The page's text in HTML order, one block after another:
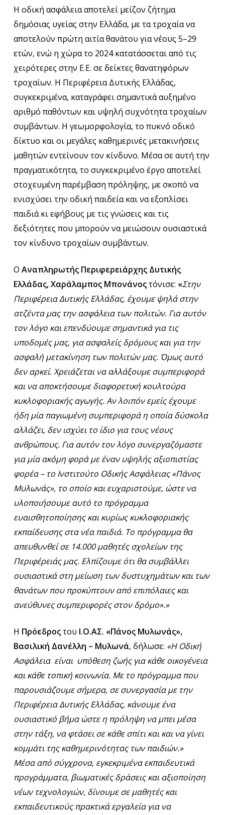
Η οδική ασφάλεια αποτελεί μείζον ζήτημα
δημόσιας υγείας στην Ελλάδα, με τα τροχαία να
αποτελούν πρώτη αιτία θανάτου για νέους 5–29
ετών, ενώ η χώρα το 2024 κατατάσσεται από τις
χειρότερες στην Ε.Ε. σε δείκτες θανατηφόρων
τροχαίων. Η Περιφέρεια Δυτικής Ελλάδας,
συγκεκριμένα, καταγράφει σημαντικά αυξημένο
αριθμό παθόντων και υψηλή συχνότητα τροχαίων
συμβάντων. Η γεωμορφολογία, το πυκνό οδικό
δίκτυο και οι μεγάλες καθημερινές μετακινήσεις
μαθητών εντείνουν τον κίνδυνο. Μέσα σε αυτή την
πραγματικότητα, το συγκεκριμένο έργο αποτελεί
στοχευμένη παρέμβαση πρόληψης, με σκοπό να
ενισχύσει την οδική παιδεία και να εξοπλίσει
παιδιά κι εφήβους με τις γνώσεις και τις
δεξιότητες που μπορούν να μειώσουν ουσιαστικά
τον κίνδυνο τροχαίων συμβάντων.
Ο Αναπληρωτής Περιφερειάρχης Δυτικής
Ελλάδας,Χαράλαμπος Μπονάνοςτόνισε: «Στην
Περιφέρεια Δυτικής Ελλάδας, έχουμε ψηλά στην
ατζέντα μας την ασφάλεια των πολιτών. Για αυτόν
τον λόγο και επενδύουμε σημαντικά για τις
υποδομές μας, για ασφαλείς δρόμους και για την
ασφαλή μετακίνηση των πολιτών μας. Όμως αυτό
δεν αρκεί. Χρειάζεται να αλλάξουμε συμπεριφορά
και να αποκτήσουμε διαφορετική κουλτούρα
κυκλοφοριακής αγωγής. Αν λοιπόν εμείς έχουμε
ήδη μία παγιωμένη συμπεριφορά η οποία δύσκολα
αλλάζει, δεν ισχύει το ίδιο για τους νέους
ανθρώπους. Για αυτόν τον λόγο συνεργαζόμαστε
για μία ακόμη φορά με έναν υψηλής αξιοπιστίας
φορέα – το Ινστιτούτο Οδικής Ασφάλειας «Πάνος
Μυλωνάς», το οποίο και ευχαριστούμε, ώστε να
υλοποιήσουμε αυτό το πρόγραμμα
ευαισθητοποίησης και κυρίως κυκλοφοριακής
εκπαίδευσης στα νέα παιδιά. Το πρόγραμμα θα
απευθυνθεί σε 14.000 μαθητές σχολείων της
Περιφέρειάς μας. Ελπίζουμε ότι θα συμβάλλει
ουσιαστικά στη μείωση των δυστυχημάτων και των
θανάτων που προκύπτουν από επιπόλαιες και
ανεύθυνες συμπεριφορές στον δρόμο».»
Η Πρόεδροςτου Ι.Ο.ΑΣ. «Πάνος Μυλωνάς»,
Βασιλική Δανέλλη – Μυλωνά, δήλωσε: «Η Οδική
Ασφάλεια είναι υπόθεση ζωής για κάθε οικογένεια
και κάθε τοπική κοινωνία. Με το πρόγραμμα που
παρουσιάζουμε σήμερα, σε συνεργασία με την
Περιφέρεια Δυτικής Ελλάδας, κάνουμε ένα
ουσιαστικό βήμα ώστε η πρόληψη να μπει μέσα
στην τάξη, να φτάσει σε κάθε σπίτι και και να γίνει
κομμάτι της καθημερινότητας των παιδιών.»
Μέσα από σύγχρονα, εγκεκριμένα εκπαιδευτικά
προγράμματα, βιωματικές δράσεις και αξιοποίηση
νέων τεχνολογιών, δίνουμε σε μαθητές και
εκπαιδευτικούς πρακτικά εργαλεία για να